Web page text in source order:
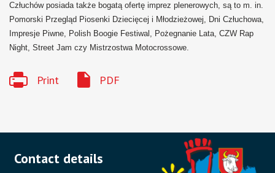
Człuchów posiada także bogatą ofertę imprez plenerowych, są to m. in.
Pomorski Przegląd Piosenki Dziecięcej i Młodzieżowej, Dni Człuchowa,
Impresje Piwne, Polish Boogie Festiwal, Pożegnanie Lata, CZW Rap
Night, Street Jam czy Mistrzostwa Motocrossowe.
Print PDF
Contact details